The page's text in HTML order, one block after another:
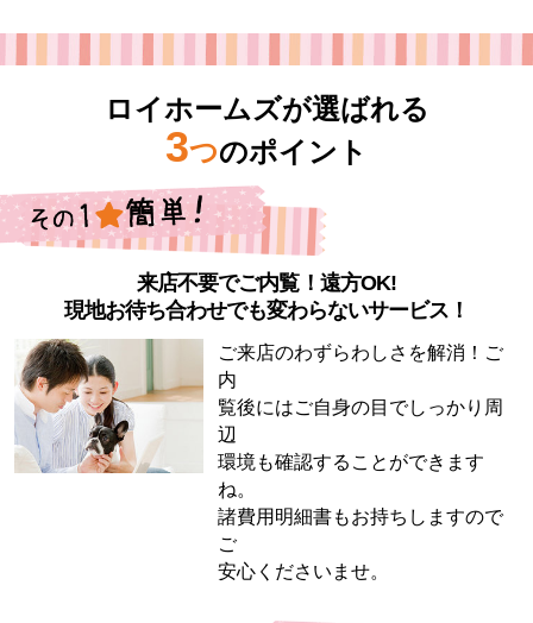
ロイホームズが選ばれる
3つのポイント
来店不要でご内覧！遠方OK!
現地お待ち合わせでも変わらないサービス！
ご来店のわずらわしさを解消！ご
内
覧後にはご自身の目でしっかり周
辺
環境も確認することができます
ね。
諸費用明細書もお持ちしますので
ご
安心くださいませ。